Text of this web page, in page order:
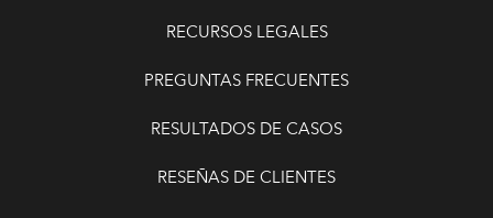
RECURSOS LEGALES
PREGUNTAS FRECUENTES
RESULTADOS DE CASOS
RESEÑAS DE CLIENTES